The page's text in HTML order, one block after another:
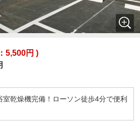
5,500円 )
乾燥機完備！ローソン徒歩4分で便利